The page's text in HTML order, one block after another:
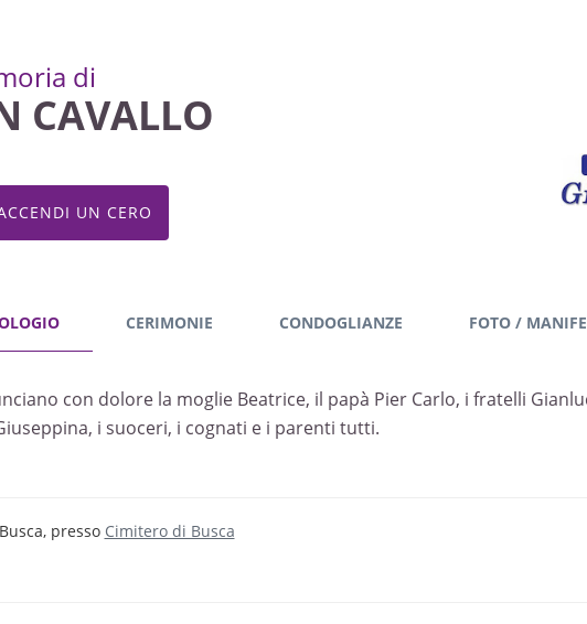
di
CAVALLO
UN CERO
CERIMONIE CONDOGLIANZE FOTO /
con dolore la moglie Beatrice, il papà Pier Carlo, i fratelli
i suoceri, i cognati e i parenti tutti.
presso Cimitero di Busca